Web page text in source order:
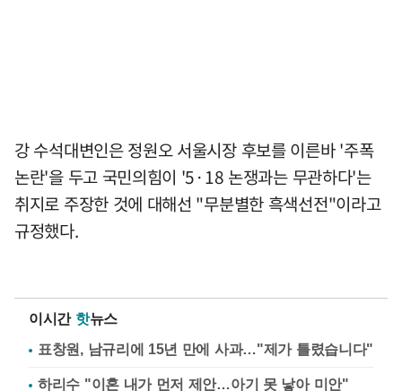
강 수석대변인은 정원오 서울시장 후보를 이른바 '주폭
논란'을 두고 국민의힘이 '5·18 논쟁과는 무관하다'는
취지로 주장한 것에 대해선 "무분별한 흑색선전"이라고
규정했다.
이시간 핫뉴스
표창원, 남규리에 15년 만에 사과…"제가 틀렸습니다"
하리수 "이혼 내가 먼저 제안…아기 못 낳아 미안"